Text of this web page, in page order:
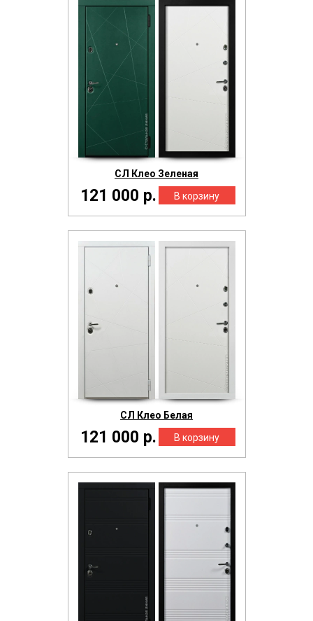
СЛ Клео Зеленая
121 000 р.
СЛ Клео Белая
121 000 р.